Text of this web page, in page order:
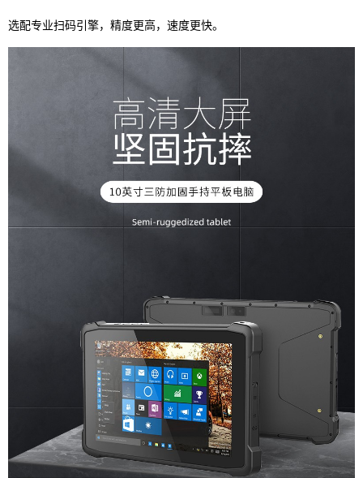
选配专业扫码引擎，精度更高，速度更快。